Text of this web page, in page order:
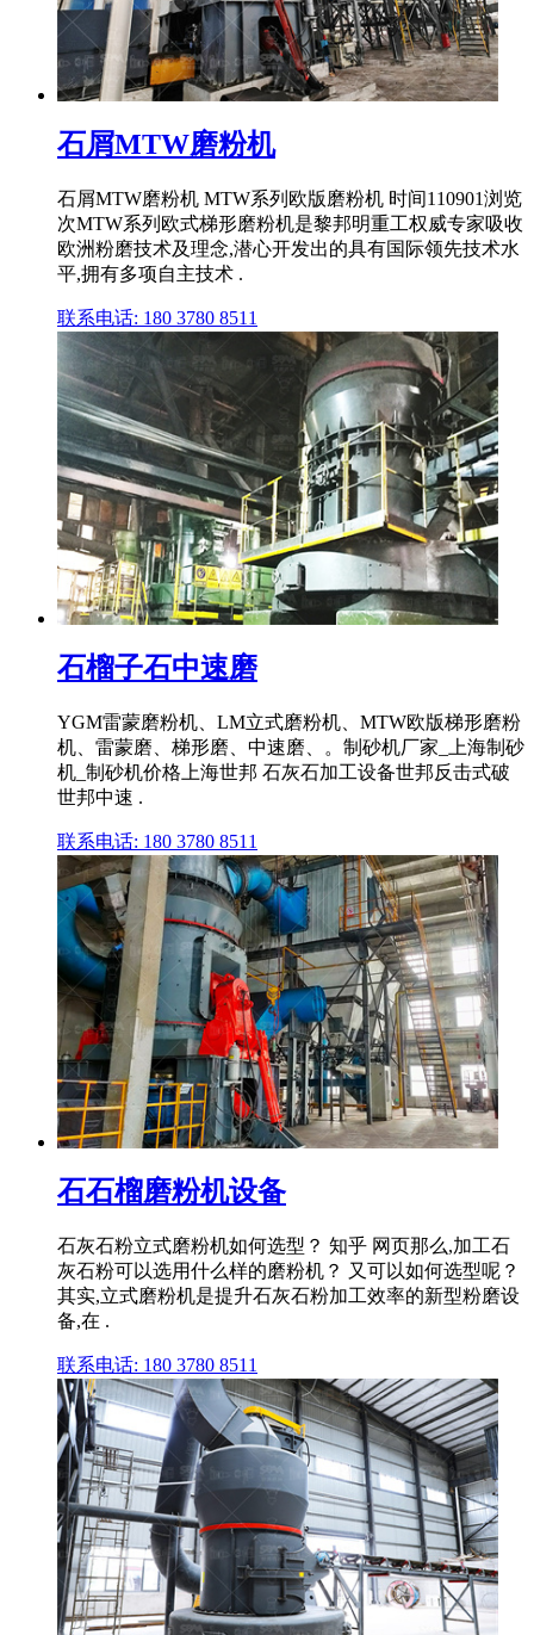
石屑MTW磨粉机
石屑MTW磨粉机 MTW系列欧版磨粉机 时间110901浏览
次MTW系列欧式梯形磨粉机是黎邦明重工权威专家吸收
欧洲粉磨技术及理念,潜心开发出的具有国际领先技术水
平,拥有多项自主技术 .
联系电话: 180 3780 8511
石榴子石中速磨
YGM雷蒙磨粉机、LM立式磨粉机、MTW欧版梯形磨粉
机、雷蒙磨、梯形磨、中速磨、。制砂机厂家_上海制砂
机_制砂机价格上海世邦 石灰石加工设备世邦反击式破
世邦中速 .
联系电话: 180 3780 8511
石石榴磨粉机设备
石灰石粉立式磨粉机如何选型？ 知乎 网页那么,加工石
灰石粉可以选用什么样的磨粉机？ 又可以如何选型呢？
其实,立式磨粉机是提升石灰石粉加工效率的新型粉磨设
备,在 .
联系电话: 180 3780 8511